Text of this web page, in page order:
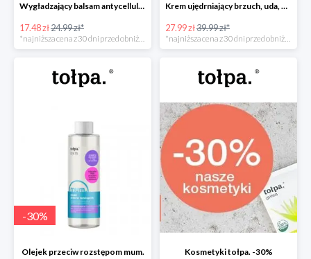
Wygładzający balsam antycellulitowy mum.
17.48 zł24.99 zł*
*najniższa cena z 30 dni przed obniżką
Krem ujędrniający brzuch, uda, pośladki mum.
27.99 zł39.99 zł*
*najniższa cena z 30 dni przed obniżką
-30%
Olejek przeciw rozstępom mum. Kosmetyki tołpa. -30%